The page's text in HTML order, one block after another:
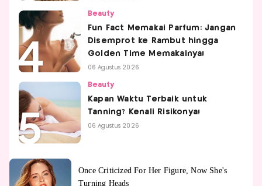
Beauty
Fun Fact Memakai Parfum: Jangan
Disemprot ke Rambut hingga
Golden Time Memakainya!
06 Agustus 2026
Beauty
Kapan Waktu Terbaik untuk
Tanning? Kenali Risikonya!
06 Agustus 2026